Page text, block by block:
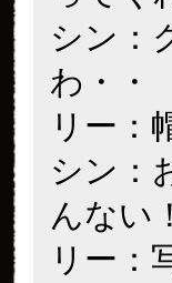
シン：
わ・・
リー：
シン：
んない！
リー：